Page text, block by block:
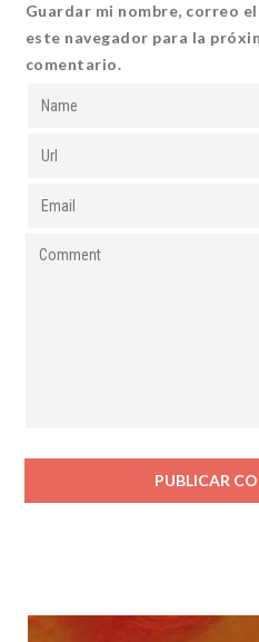
Guardar mi nombre, correo
este navegador para la
comentario.